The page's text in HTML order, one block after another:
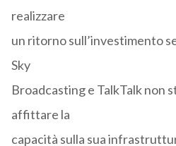
realizzare
un ritorno sull’investimento
Sky
Broadcasting e TalkTalk non
affittare la
capacità sulla sua